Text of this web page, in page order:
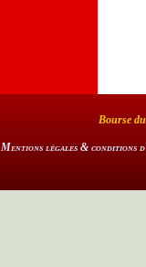
Bourse
Mentions légales & conditions